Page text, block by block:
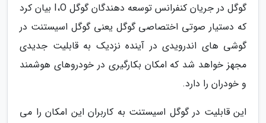
گوگل در جریان کنفرانس توسعه دهندگان گوگل I،O بیان کرد
که دستیار صوتی اختصاصی گوگل یعنی گوگل اسیستنت در
گوشی های اندرویدی در آینده نزدیک به قابلیت جدیدی
مجهز خواهد شد که امکان بکارگیری در خودروهای هوشمند
و خودران را دارد.
این قابلیت در گوگل اسیستنت به کاربران این امکان را می